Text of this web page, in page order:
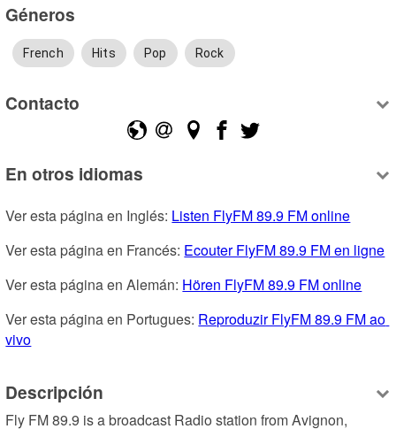
Géneros
French Hits Pop Rock
Contacto
En otros idiomas
Ver esta página en Inglés: Listen FlyFM 89.9 FM online
Ver esta página en Francés: Ecouter FlyFM 89.9 FM en ligne
Ver esta página en Alemán: Hören FlyFM 89.9 FM online
Ver esta página en Portugues: Reproduzir FlyFM 89.9 FM ao
vivo
Descripción
Fly FM 89.9 is a broadcast Radio station from Avignon,